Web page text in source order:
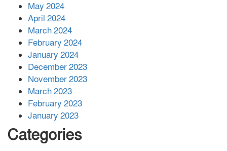
May 2024
April 2024
March 2024
February 2024
January 2024
December 2023
November 2023
March 2023
February 2023
January 2023
Categories